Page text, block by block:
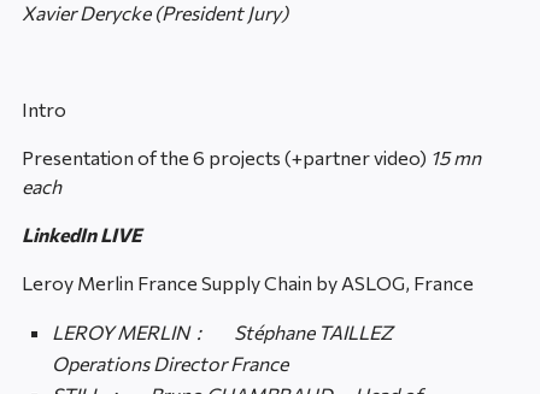
Xavier Derycke (President Jury)
Intro
Presentation of the 6 projects (+partner video) 15 mn
each
LinkedIn LIVE
Leroy Merlin France Supply Chain by ASLOG, France
LEROY MERLIN : Stéphane TAILLEZ
Operations Director France